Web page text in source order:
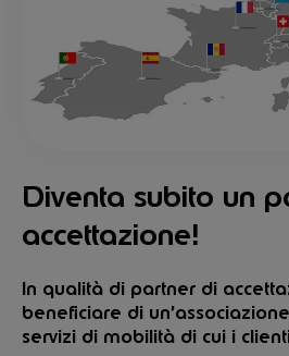
Diventa subito un
accettazione!
In qualità di partner di
beneficiare di
servizi di mobilità di cui i